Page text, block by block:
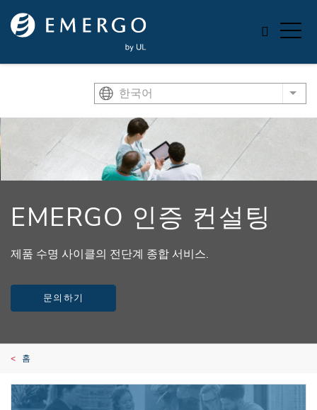
Skip to main content
한국어 List
EMERGO 인증 컨설팅
제품 수명 사이클의 전단계 종합 서비스.
문의하기
홈